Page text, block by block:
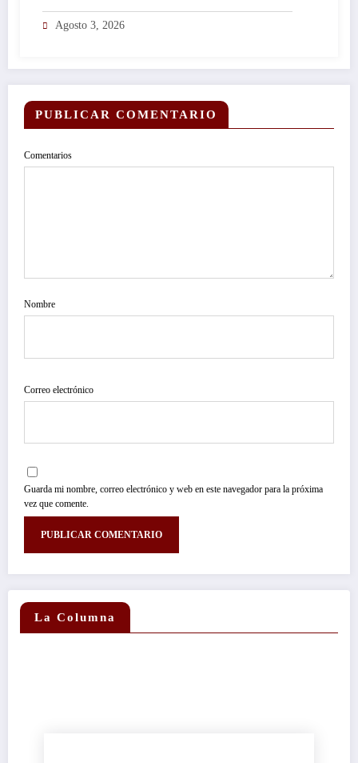
INVERSIÓN Y FORTALECEN EL
DESARROLLO DE LA CIUDAD…
Agosto 3, 2026
PUBLICAR COMENTARIO
Comentarios
Nombre
Correo electrónico
Guarda mi nombre, correo electrónico y web en este navegador para la próxima
vez que comente.
La Columna